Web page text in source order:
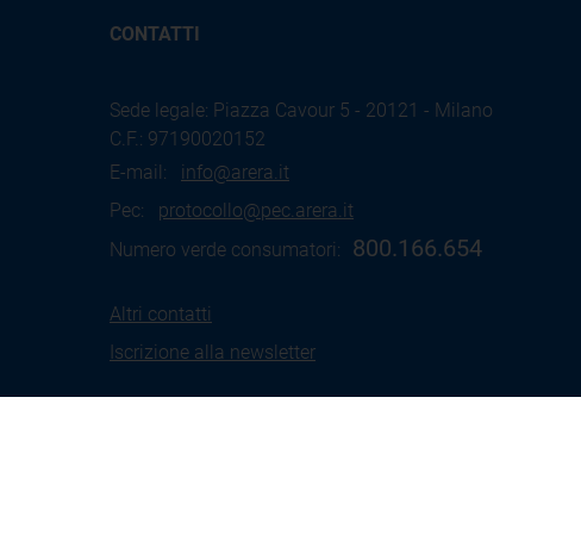
CONTATTI
Sede legale: Piazza Cavour 5 - 20121 - Milano
C.F.: 97190020152
E-mail: info@arera.it
Pec: protocollo@pec.arera.it
Numero verde consumatori:
800.166.654
Altri contatti
Iscrizione alla newsletter